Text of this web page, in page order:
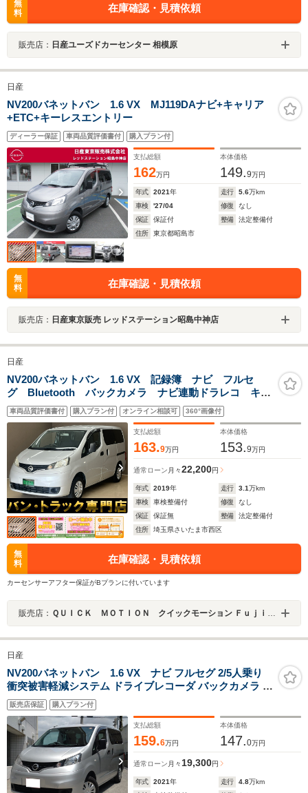
無
料
在庫確認・見積依頼
販売店： 日産ユーズドカーセンター 相模原
日産
NV200バネットバン 1.6 VX MJ119DAナビ+キャリア
+ETC+キーレスエントリー
ディーラー保証 車両品質評価書付 購入プラン付
支払総額
162万円
本体価格
149.9万円
年式 2021年 走行 5.6万km
車検
'27/04 修復
なし
保証
保証付 整備
法定整備付
住所
東京都昭島市
無
料
在庫確認・見積依頼
販売店： 日産東京販売 レッドステーション昭島中神店
日産
NV200バネットバン 1.6 VX 記録簿 ナビ フルセ
グ Bluetooth バックカメラ ナビ連動ドラレコ キー
レス スペアキー 両側スライド 2/5人乗 31000km
ETC
車両品質評価書付 購入プラン付 オンライン相談可 360°画像付
支払総額
163.9万円
本体価格
153.9万円
通常ローン 月々22,200円
年式 2019年 走行 3.1万km
車検
車検整備付 修復
なし
保証
保証無 整備
法定整備付
住所
埼玉県さいたま市西区
無
料
在庫確認・見積依頼
カーセンサーアフター保証がBプランに付いています
販売店： ＱＵＩＣＫ ＭＯＴＩＯＮ クイックモーション Ｆｕｊｉｍｉ
日産
NV200バネットバン 1.6 VX ナビ フルセグ 2/5人乗り
衝突被害軽減システム ドライブレコーダ バックカメラ レ
ーンアシスト 両側スライドドア オートライト キーレスエ
ントリー AT ESC エアコン
販売店保証 購入プラン付
支払総額
159.6万円
本体価格
147.0万円
通常ローン 月々19,300円
年式 2021年 走行 4.8万km